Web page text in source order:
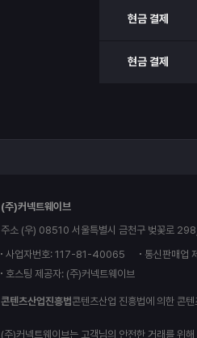
현금 결제
현금 결제
(주)커넥트웨이브
주소 (우) 08510 서울특별시 금천구 벚꽃로
사업자번호: 117-81-40065
통신판매
호스팅 제공자: (주)커넥트웨이브
콘텐츠산업진흥법콘텐츠산업 진흥법에 의한 콘
(주)커넥트웨이브는 고객님의 안전한 거래를 위